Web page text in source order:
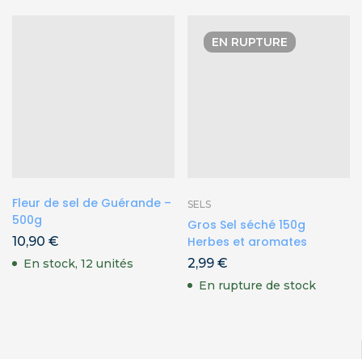
Fleur de sel de Guérande –
500g
10,90 €
En stock, 12 unités
EN RUPTURE
SELS
Gros Sel séché 150g
Herbes et aromates
2,99 €
En rupture de stock